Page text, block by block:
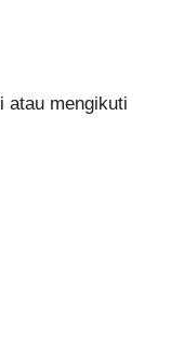
atau mengikuti